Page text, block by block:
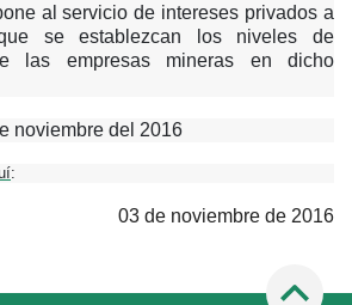
al servicio de intereses privados a
se establezcan los niveles de
las empresas mineras en dicho
noviembre del 2016
:
03 de noviembre de 2016